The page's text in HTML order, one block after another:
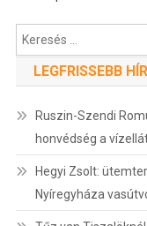
Keresés:
LEGFRISSEBB
Ruszin-Szendi
honvédség a
Hegyi Zsolt:
Nyíregyháza